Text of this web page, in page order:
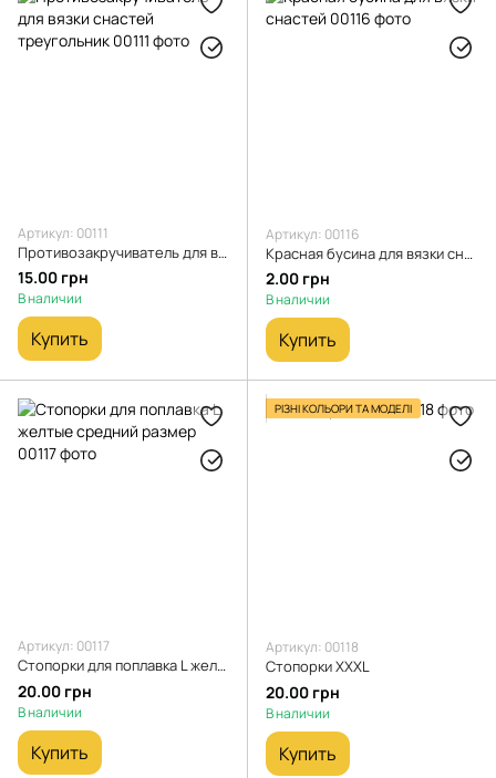
Артикул: 00111
Противозакручиватель для вязки снастей треугольник
15.00 грн
В наличии
Купить
Артикул: 00116
Красная бусина для вязки снастей
2.00 грн
В наличии
Купить
Артикул: 00117
Стопорки для поплавка L желтые средний размер
20.00 грн
В наличии
Купить
РІЗНІ КОЛЬОРИ ТА МОДЕЛІ
Артикул: 00118
Стопорки XXXL
20.00 грн
В наличии
Купить